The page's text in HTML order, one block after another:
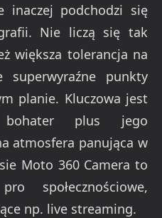
inaczej podchodzi się
Nie liczą się tak
większa tolerancja na
superwyraźne punkty
planie. Kluczowa jest
plus jego
atmosfera panująca w
Moto 360 Camera to
społecznościowe,
np. live streaming.